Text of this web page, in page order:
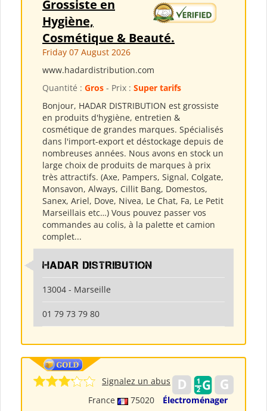
Grossiste en
Hygiène,
Cosmétique & Beauté.
Friday 07 August 2026
www.hadardistribution.com
Quantité : Gros - Prix : Super tarifs
Bonjour, HADAR DISTRIBUTION est grossiste
en produits d'hygiène, entretien &
cosmétique de grandes marques. Spécialisés
dans l'import-export et déstockage depuis de
nombreuses années. Nous avons en stock un
large choix de produits de marques à prix
très attractifs. (Axe, Pampers, Signal, Colgate,
Monsavon, Always, Cillit Bang, Domestos,
Sanex, Ariel, Dove, Nivea, Le Chat, Fa, Le Petit
Marseillais etc…) Vous pouvez passer vos
commandes au colis, à la palette et camion
complet...
HADAR DISTRIBUTION
13004 - Marseille
01 79 73 79 80
France 75020 Électroménager
Signalez un abus